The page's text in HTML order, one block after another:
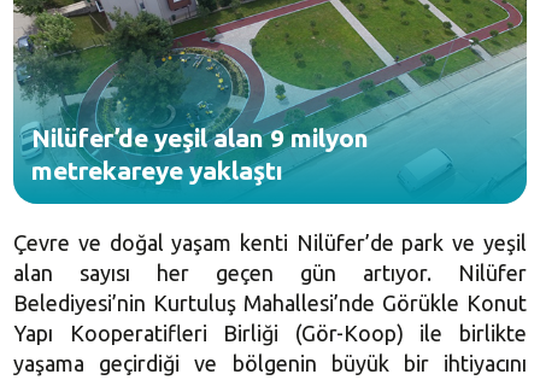
Nilüfer’de yeşil alan 9 milyon
metrekareye yaklaştı
Çevre ve doğal yaşam kenti Nilüfer’de park ve yeşil
alan sayısı her geçen gün artıyor. Nilüfer
Belediyesi’nin Kurtuluş Mahallesi’nde Görükle Konut
Yapı Kooperatifleri Birliği (Gör-Koop) ile birlikte
yaşama geçirdiği ve bölgenin büyük bir ihtiyacını